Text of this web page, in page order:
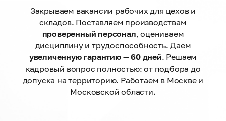
Закрываем вакансии рабочих для цехов и
складов. Поставляем производствам
проверенный персонал, оцениваем
дисциплину и трудоспособность. Даем
увеличенную гарантию — 60 дней. Решаем
кадровый вопрос полностью: от подбора до
допуска на территорию. Работаем в Москве и
Московской области.